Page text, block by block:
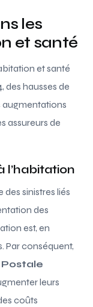
les
et santé
et santé
des hausses de
augmentations
assureurs de
l’habitation
sinistres liés
des
est, en
Par conséquent,
leurs
coûts